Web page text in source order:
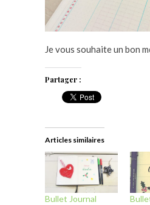
Je vous souhaite un bon
Partager :
Articles similaires
Bullet Journal